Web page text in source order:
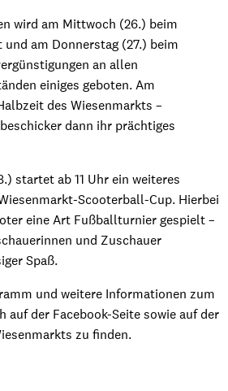
wird am Mittwoch (26.) beim
am Donnerstag (27.) beim
an allen
einiges geboten. Am
des Wiesenmarkts –
dann ihr prächtiges
startet ab 11 Uhr ein weiteres
Scooterball-Cup. Hierbei
eine Art Fußballturnier gespielt –
und Zuschauer
Spaß.
und weitere Informationen zum
auf der Facebook-Seite sowie auf der
zu finden.